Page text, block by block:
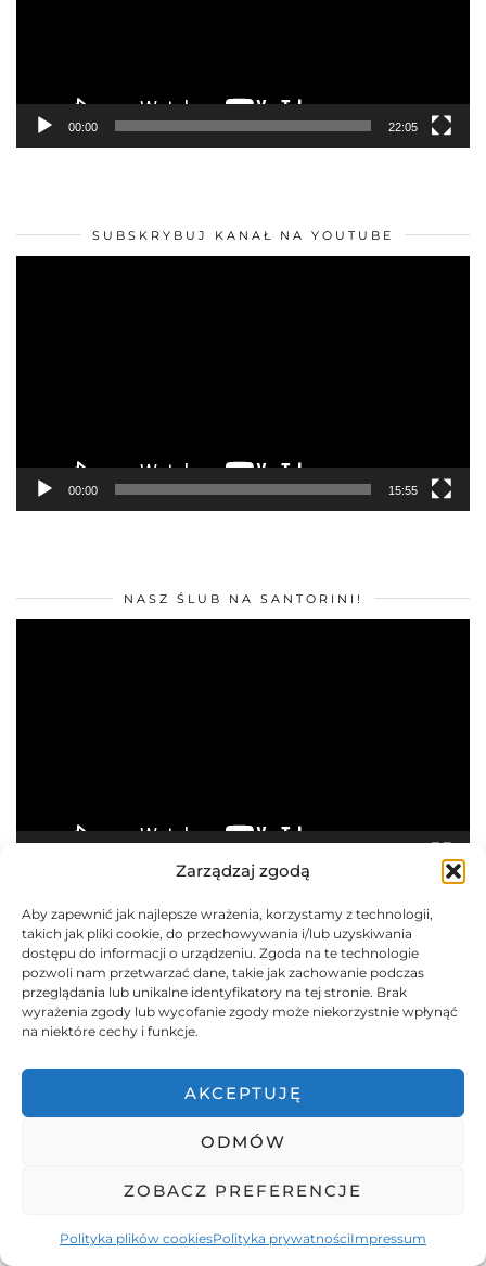
Zarządzaj zgodą
Aby zapewnić jak najlepsze wrażenia, korzystamy z technologii,
takich jak pliki cookie, do przechowywania i/lub uzyskiwania
dostępu do informacji o urządzeniu. Zgoda na te technologie
pozwoli nam przetwarzać dane, takie jak zachowanie podczas
przeglądania lub unikalne identyfikatory na tej stronie. Brak
wyrażenia zgody lub wycofanie zgody może niekorzystnie wpłynąć
na niektóre cechy i funkcje.
AKCEPTUJĘ
ODMÓW
ZOBACZ PREFERENCJE
Polityka plików cookiesPolityka prywatnościImpressum
00:00 22:05
SUBSKRYBUJ KANAŁ NA YOUTUBE
00:00 15:55
NASZ ŚLUB NA SANTORINI!
CO ZOBACZYĆ W APULII?
Odtwarzacz
video